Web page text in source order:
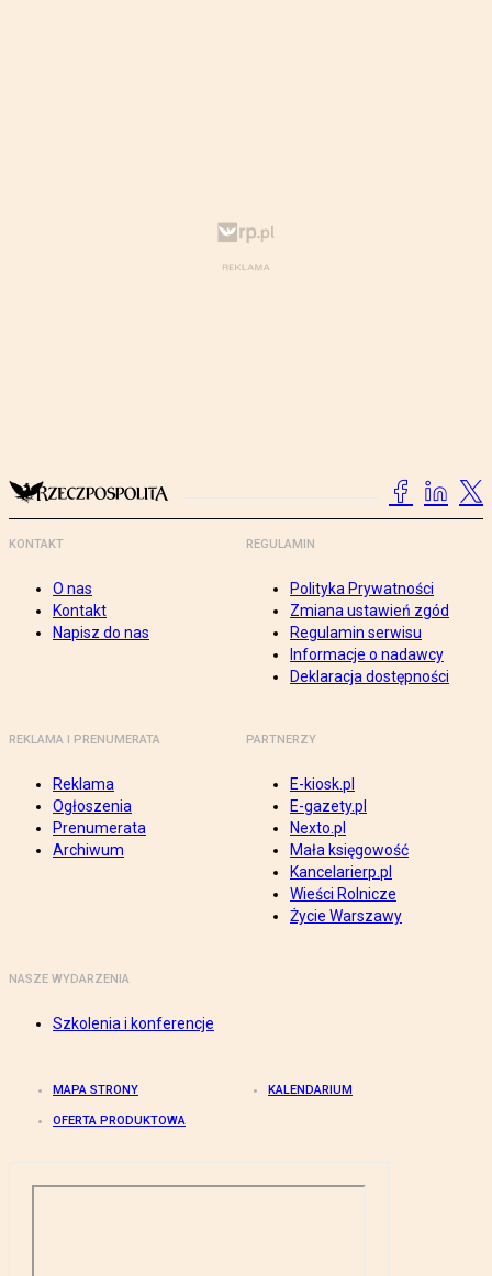
KONTAKT
O nas
Kontakt
Napisz do nas
REGULAMIN
Polityka Prywatności
Zmiana ustawień zgód
Regulamin serwisu
Informacje o nadawcy
Deklaracja dostępności
REKLAMA I PRENUMERATA
Reklama
Ogłoszenia
Prenumerata
Archiwum
PARTNERZY
E-kiosk.pl
E-gazety.pl
Nexto.pl
Mała księgowość
Kancelarierp.pl
Wieści Rolnicze
Życie Warszawy
NASZE WYDARZENIA
Szkolenia i konferencje
MAPA STRONY KALENDARIUM
OFERTA PRODUKTOWA